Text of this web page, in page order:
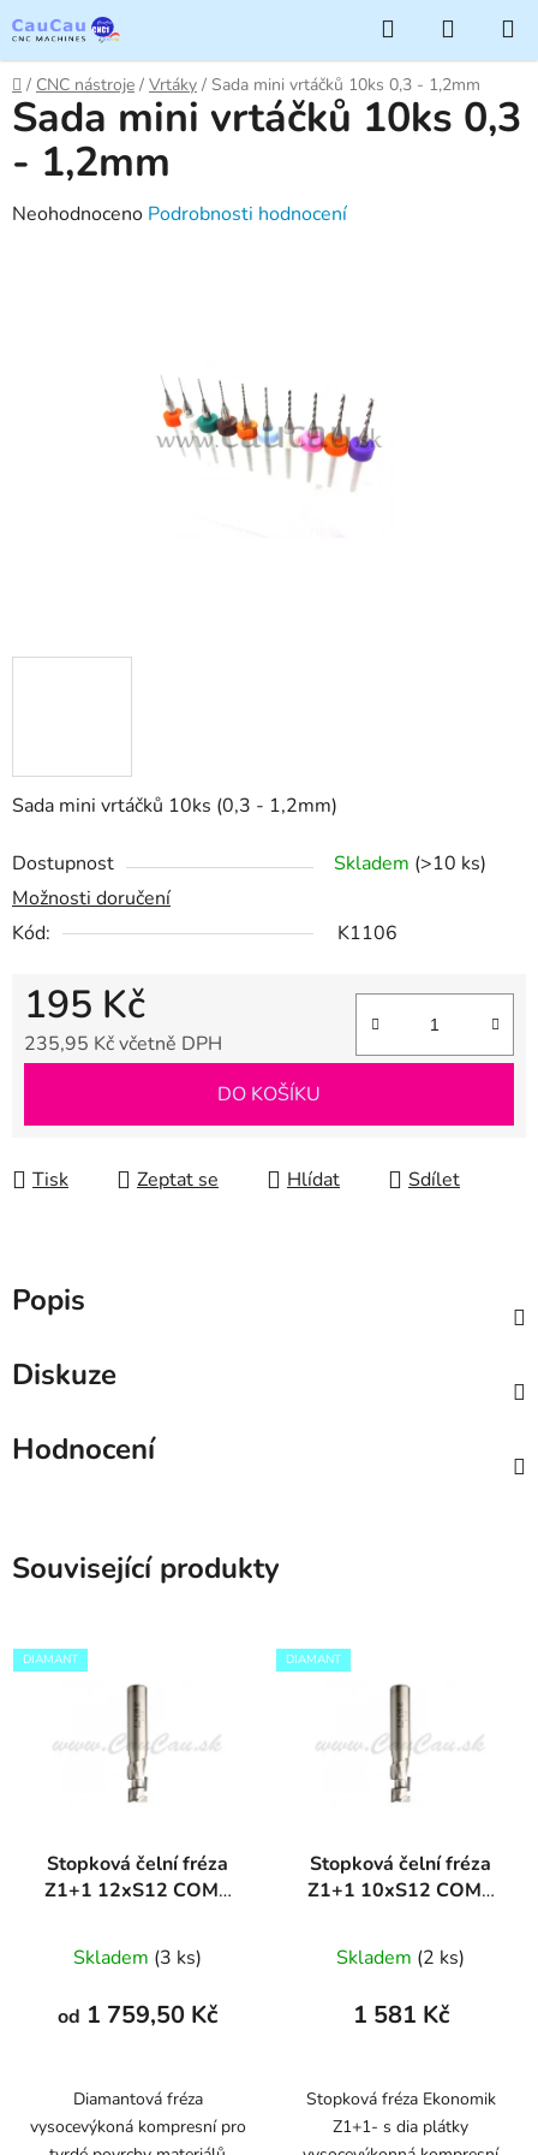
na
obsah
Hledat
KOŠÍK
Domů
/ CNC nástroje / Vrtáky / Sada mini vrtáčků 10ks 0,3 - 1,2mm
Sada mini vrtáčků 10ks (0,3 - 1,2mm)
Dostupnost Skladem (>10 ks)
Možnosti doručení
Kód:
K1106
195 Kč
235,95 Kč včetně DPH
DO KOŠÍKU
Tisk Zeptat se Hlídat Sdílet
Sada mini vrtáčků 10ks 0,3
- 1,2mm
Průměrné
Neohodnoceno Podrobnosti hodnocení
Popis
Diskuze
Hodnocení
Související produkty
DIAMANT
Stopková čelní fréza
Z1+1 12xS12 COMP
Skladem (3 ks)
od 1 759,50 Kč
Diamantová fréza
vysocevýkoná kompresní pro
DIAMANT
Stopková čelní fréza
Z1+1 10xS12 COMP
Skladem (2 ks)
1 581 Kč
Stopková fréza Ekonomik
Z1+1- s dia plátky